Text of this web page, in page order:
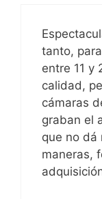
tanto,
entre 11 y
calidad,
cámaras
graban el
que no dá
maneras,